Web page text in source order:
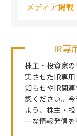
メディア掲載
IR専
株主・投資家
実させたIR専
知らせやIR関
認ください。
よう、株主・
ーな情報発信を